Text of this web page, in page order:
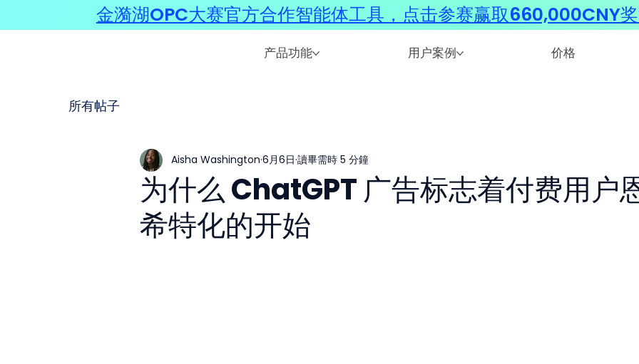
产品功能 用户案例 价格
所有帖子
为什么 ChatGPT 广告标志着付费用户
希特化的开始
Aisha Washington 6月6日 讀畢需時 5 分鐘
金漪湖OPC大赛官方合作智能体工具，点击参赛赢取660,000CNY奖